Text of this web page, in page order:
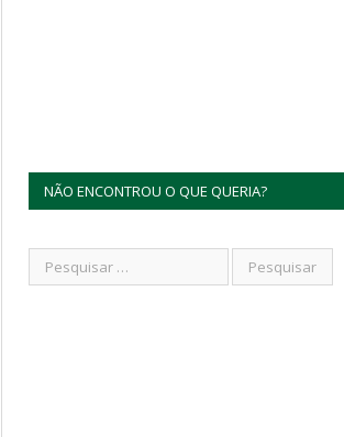
NÃO ENCONTROU O QUE QUERIA?